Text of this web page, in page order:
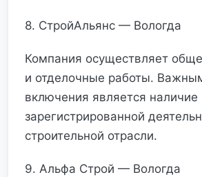
8. СтройАльянс — Вологда
Компания осуществляет
и отделочные работы.
включения является наличие
зарегистрированной
строительной отрасли.
9. Альфа Строй — Вологда